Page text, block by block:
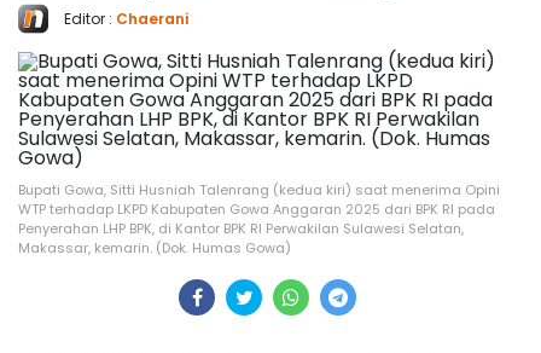
Editor : Chaerani
Bupati Gowa, Sitti Husniah Talenrang (kedua kiri) saat menerima Opini
WTP terhadap LKPD Kabupaten Gowa Anggaran 2025 dari BPK RI pada
Penyerahan LHP BPK, di Kantor BPK RI Perwakilan Sulawesi Selatan,
Makassar, kemarin. (Dok. Humas Gowa)